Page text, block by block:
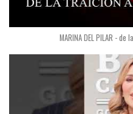
MARINA DEL PILAR -